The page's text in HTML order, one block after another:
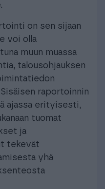
on sen sijaan
voi olla
muun muassa
talousohjauksen
raportoinnin
ajassa erityisesti,
tuomat
ja
tekevät
yhä